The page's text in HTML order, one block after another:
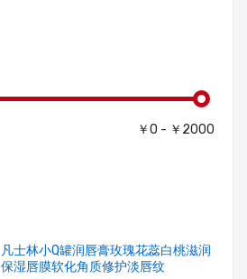
￥0 - ￥2000
凡士林小Q罐润唇膏玫瑰花蕊白桃滋润
保湿唇膜软化角质修护淡唇纹